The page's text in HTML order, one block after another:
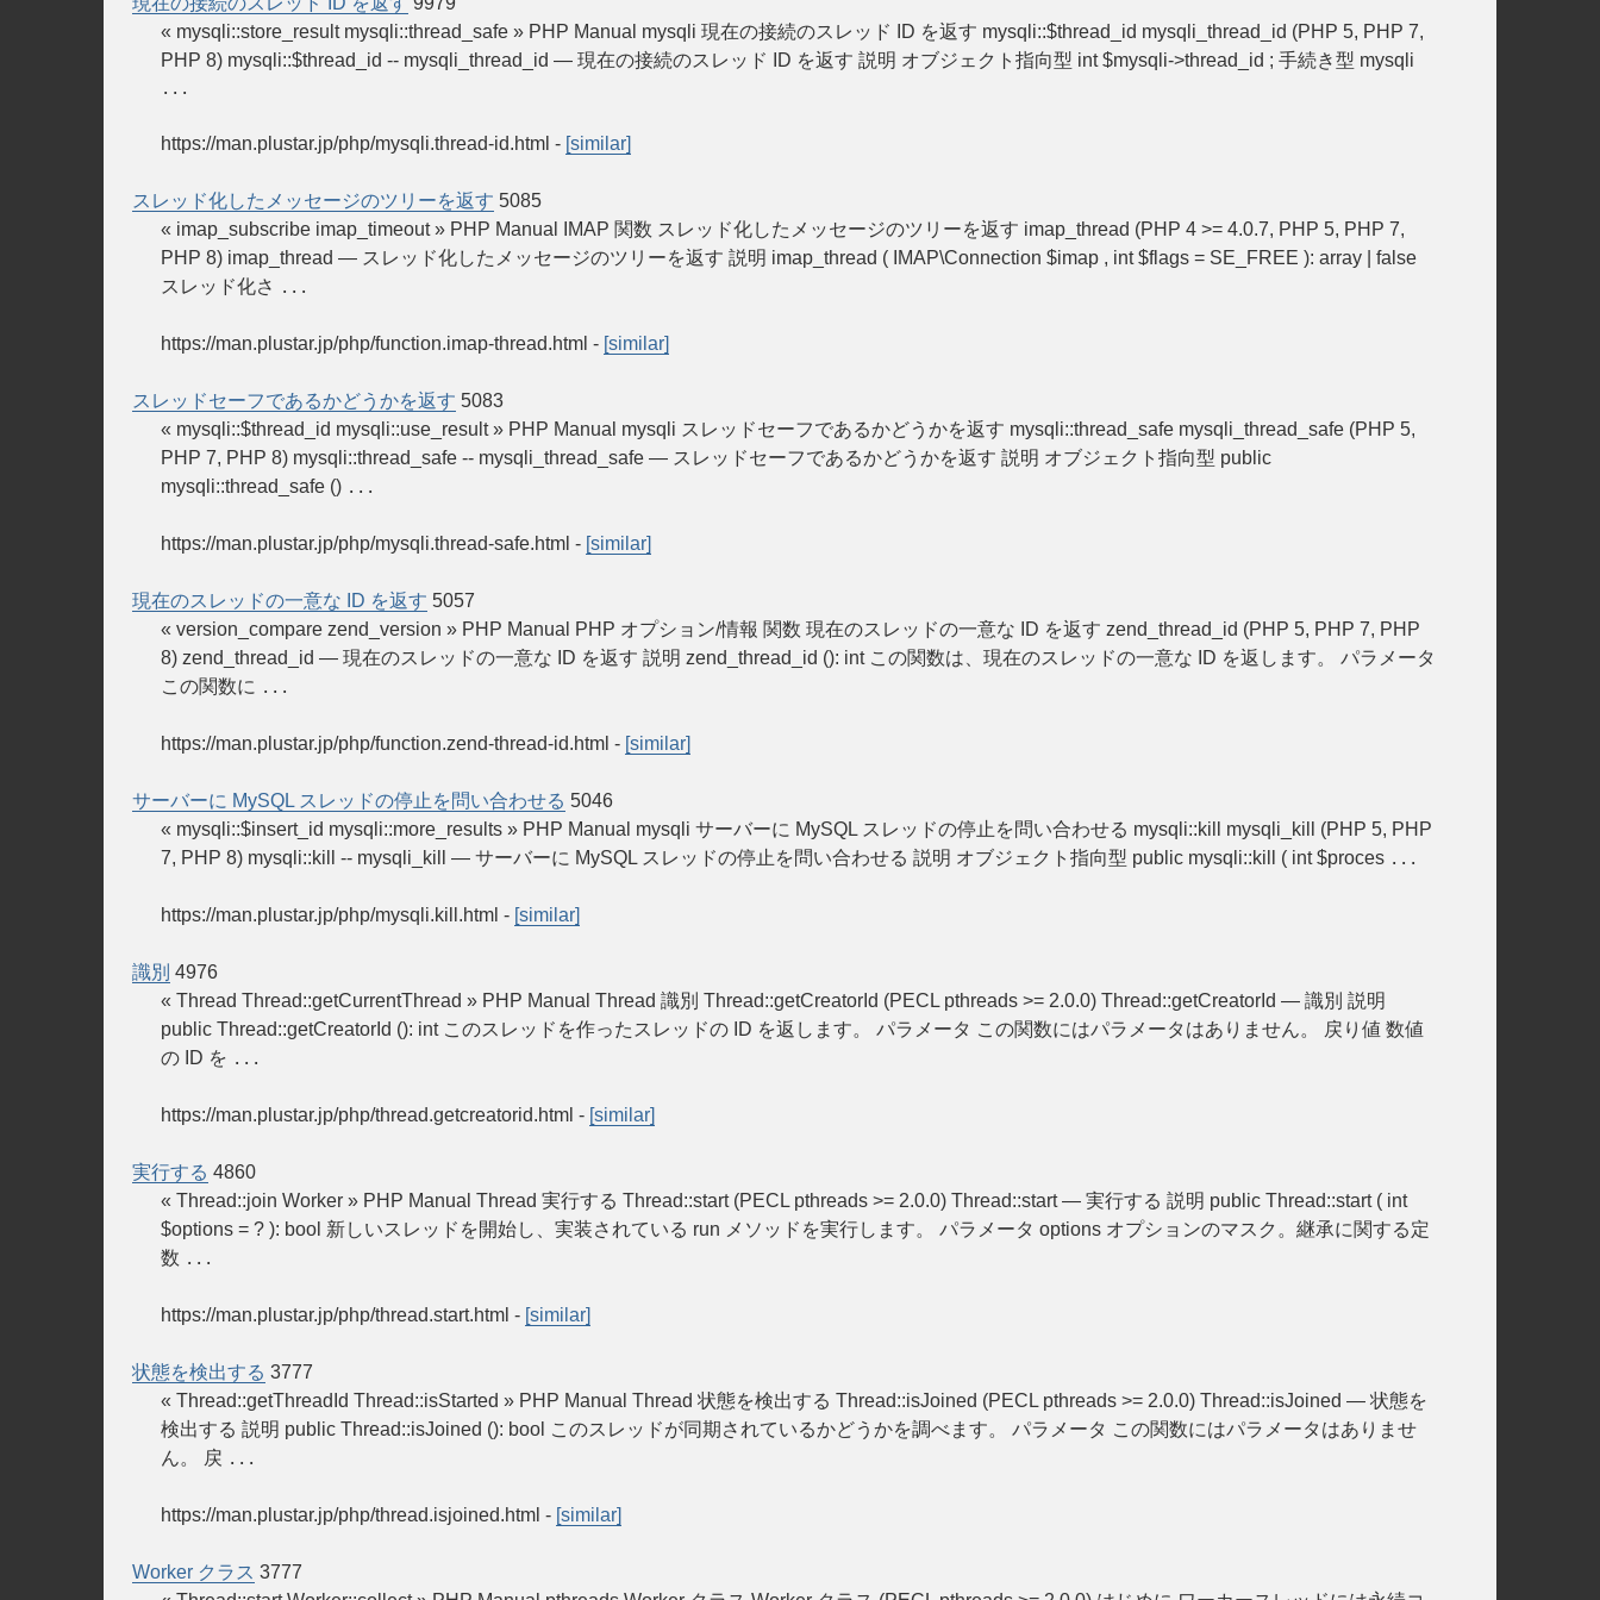
« mysqli::store_result mysqli::thread_safe » PHP Manual mysqli 現在の接続のスレッド ID を返す mysqli::$thread_id mysqli_thread_id (PHP 5, PHP 7,
PHP 8) mysqli::$thread_id -- mysqli_thread_id — 現在の接続のスレッド ID を返す 説明 オブジェクト指向型 int $mysqli->thread_id ; 手続き型 mysqli
...
https://man.plustar.jp/php/mysqli.thread-id.html - [similar]
スレッド化したメッセージのツリーを返す 5085
« imap_subscribe imap_timeout » PHP Manual IMAP 関数 スレッド化したメッセージのツリーを返す imap_thread (PHP 4 >= 4.0.7, PHP 5, PHP 7,
PHP 8) imap_thread — スレッド化したメッセージのツリーを返す 説明 imap_thread ( IMAP\Connection $imap , int $flags = SE_FREE ): array | false
スレッド化さ
...
https://man.plustar.jp/php/function.imap-thread.html - [similar]
スレッドセーフであるかどうかを返す 5083
« mysqli::$thread_id mysqli::use_result » PHP Manual mysqli スレッドセーフであるかどうかを返す mysqli::thread_safe mysqli_thread_safe (PHP 5,
PHP 7, PHP 8) mysqli::thread_safe -- mysqli_thread_safe — スレッドセーフであるかどうかを返す 説明 オブジェクト指向型 public
mysqli::thread_safe () ...
https://man.plustar.jp/php/mysqli.thread-safe.html - [similar]
現在のスレッドの一意な ID を返す 5057
« version_compare zend_version » PHP Manual PHP オプション/情報 関数 現在のスレッドの一意な ID を返す zend_thread_id (PHP 5, PHP 7, PHP
8) zend_thread_id — 現在のスレッドの一意な ID を返す 説明 zend_thread_id (): int この関数は、現在のスレッドの一意な ID を返します。 パラメータ
この関数に ...
https://man.plustar.jp/php/function.zend-thread-id.html - [similar]
サーバーに MySQL スレッドの停止を問い合わせる 5046
« mysqli::$insert_id mysqli::more_results » PHP Manual mysqli サーバーに MySQL スレッドの停止を問い合わせる mysqli::kill mysqli_kill (PHP 5, PHP
7, PHP 8) mysqli::kill -- mysqli_kill — サーバーに MySQL スレッドの停止を問い合わせる 説明 オブジェクト指向型 public mysqli::kill ( int $proces ...
https://man.plustar.jp/php/mysqli.kill.html - [similar]
識別 4976
« Thread Thread::getCurrentThread » PHP Manual Thread 識別 Thread::getCreatorId (PECL pthreads >= 2.0.0) Thread::getCreatorId — 識別 説明
public Thread::getCreatorId (): int このスレッドを作ったスレッドの ID を返します。 パラメータ この関数にはパラメータはありません。 戻り値 数値
の ID を ...
https://man.plustar.jp/php/thread.getcreatorid.html - [similar]
実行する 4860
« Thread::join Worker » PHP Manual Thread 実行する Thread::start (PECL pthreads >= 2.0.0) Thread::start — 実行する 説明 public Thread::start ( int
$options = ? ): bool 新しいスレッドを開始し、実装されている run メソッドを実行します。 パラメータ options オプションのマスク。継承に関する定
数 ...
https://man.plustar.jp/php/thread.start.html - [similar]
状態を検出する 3777
« Thread::getThreadId Thread::isStarted » PHP Manual Thread 状態を検出する Thread::isJoined (PECL pthreads >= 2.0.0) Thread::isJoined — 状態を
検出する 説明 public Thread::isJoined (): bool このスレッドが同期されているかどうかを調べます。 パラメータ この関数にはパラメータはありませ
ん。 戻 ...
https://man.plustar.jp/php/thread.isjoined.html - [similar]
Worker クラス 3777